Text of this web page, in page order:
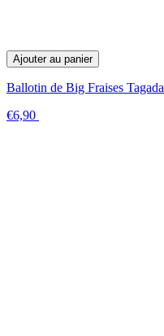
Ajouter au panier
Ballotin de Big Fraises Tagada
€6,90